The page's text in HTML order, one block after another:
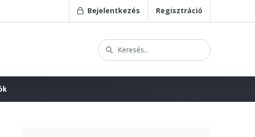
Bejelentkezés Regisztráció